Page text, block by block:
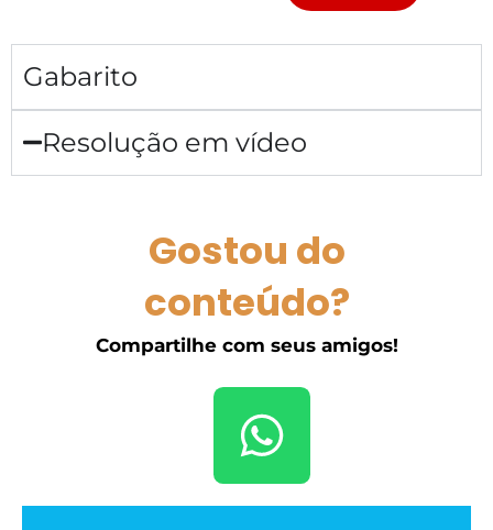
Gabarito
Resolução em vídeo
Gostou do
conteúdo?
Compartilhe com seus amigos!